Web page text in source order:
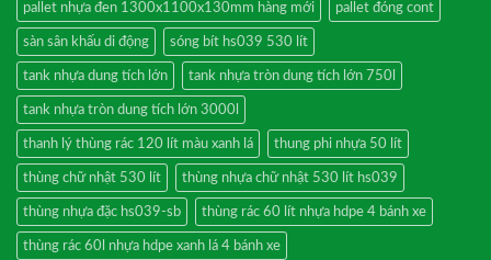
pallet nhựa đen 1300x1100x130mm hàng mới pallet đóng cont
sàn sân khấu di động sóng bít hs039 530 lít
tank nhựa dung tích lớn tank nhựa tròn dung tích lớn 750l
tank nhựa tròn dung tích lớn 3000l
thanh lý thùng rác 120 lít màu xanh lá thung phi nhựa 50 lít
thùng chữ nhật 530 lít thùng nhựa chữ nhật 530 lít hs039
thùng nhựa đặc hs039-sb thùng rác 60 lít nhựa hdpe 4 bánh xe
thùng rác 60l nhựa hdpe xanh lá 4 bánh xe